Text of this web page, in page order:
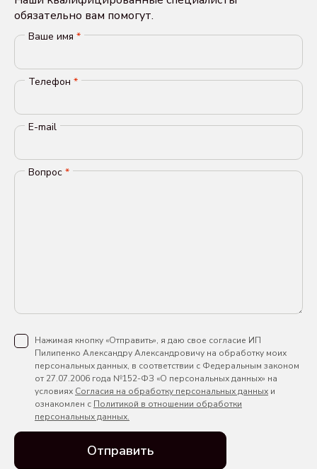
обязательно вам помогут.
Ваше имя *
Телефон *
E-mail
Вопрос *
Нажимая кнопку «Отправить», я даю свое согласие ИП
Пилипенко Александру Александровичу на обработку моих
персональных данных, в соответствии с Федеральным законом
от 27.07.2006 года №152-ФЗ «О персональных данных» на
условиях Согласия на обработку персональных данных и
ознакомлен с Политикой в отношении обработки
персональных данных.
Отправить